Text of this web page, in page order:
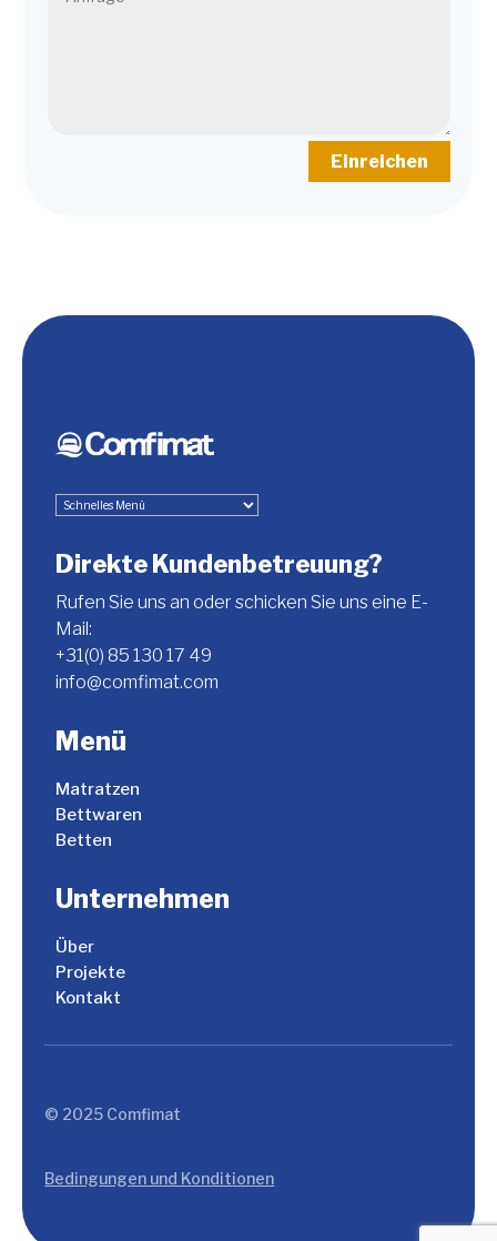
Einreichen
Direkte Kundenbetreuung?
Rufen Sie uns an oder schicken Sie uns eine E-
Mail:
+31(0) 85 130 17 49
info@comfimat.com
Menü
Matratzen
Bettwaren
Betten
Unternehmen
Über
Projekte
Kontakt
© 2025 Comfimat
Bedingungen und Konditionen